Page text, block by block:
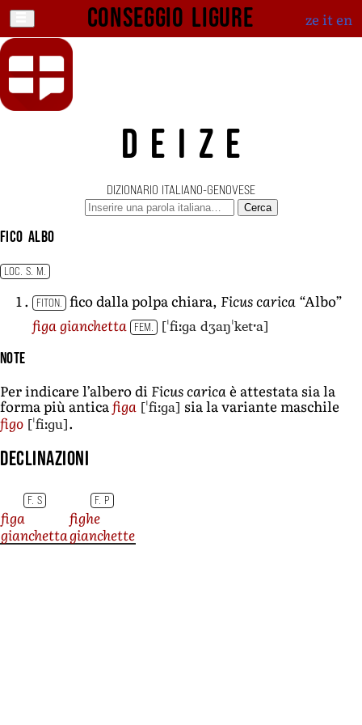
Conseggio ligure ze iten
DEIZE
DIZIONARIO ITALIANO-GENOVESE
Cerca
fico albo
LOC. S. M.
FITON. fico dalla polpa chiara, Ficus carica “Albo”
figa gianchetta
FEM. [ˈfiːɡa dʒaŋˈketˑa]
Note
Per indicare l’albero di Ficus caricaè attestata sia la
forma più anticafiga [ˈfiːɡa] sia la variante maschile
figo [ˈfiːɡu].
Declinazioni
F. S F. P
figa
fighe
gianchettagianchette